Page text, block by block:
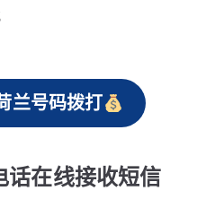
兰号码拨打
话在线接收短信